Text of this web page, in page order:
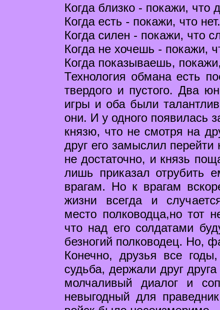
Когда близко - покажи, что
Когда есть - покажи, что нет.
Когда силен - покажи, что
Когда не хочешь - покажи,
Когда показываешь,
Технология обмана есть
твердого и пустого. Два
игры и оба были
они. И у одного появилась
князю, что не смотря на
друг его замыслил
не достаточно, и князь
лишь приказал отрубить
врагам. Но к врагам
жизни всегда и
место полководца,но тот
что над его солдатами
безногий полководец. Но,
Конечно, друзья все
судьба, держали друг
молчаливый диалог и
невыгодный для